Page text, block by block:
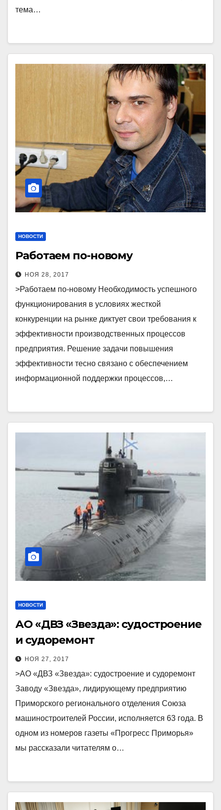
тема…
НОВОСТИ
Работаем по-новому
НОЯ 28, 2017
>Работаем по-новому Необходимость успешного
функционирования в условиях жесткой
конкуренции на рынке диктует свои требования к
эффективности производственных процессов
предприятия. Решение задачи повышения
эффективности тесно связано с обеспечением
информационной поддержки процессов,…
НОВОСТИ
АО «ДВЗ «Звезда»: судостроение
и судоремонт
НОЯ 27, 2017
>АО «ДВЗ «Звезда»: судостроение и судоремонт
Заводу «Звезда», лидирующему предприятию
Приморского регионального отделения Союза
машиностроителей России, исполняется 63 года. В
одном из номеров газеты «Прогресс Приморья»
мы рассказали читателям о…